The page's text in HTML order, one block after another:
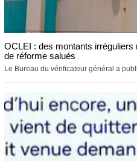
OCLEI : des montants
de réforme salués
Le Bureau du vérificateur général a